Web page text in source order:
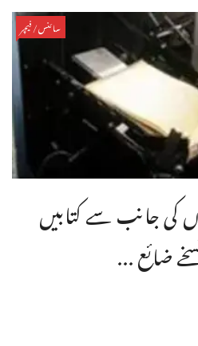
سائنس/فیچر
کی جانب سے کتابیں
ضائع ...